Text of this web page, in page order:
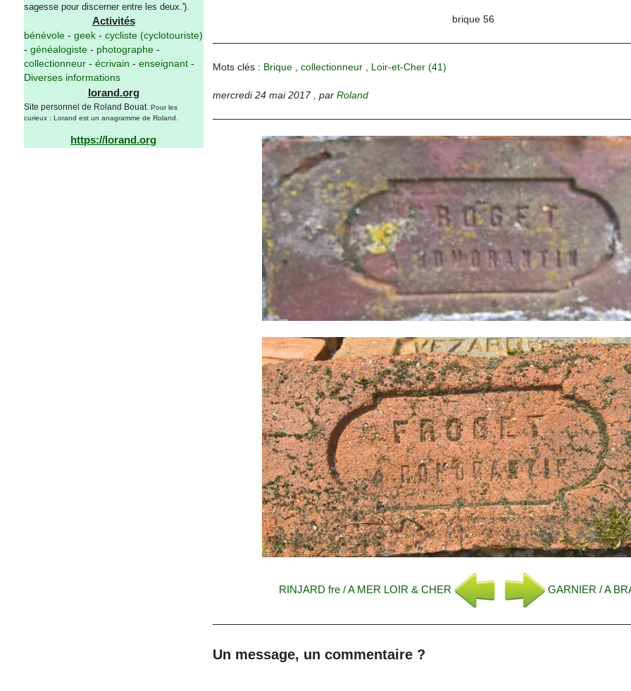
sagesse pour discerner entre les deux.').
Activités
bénévole- geek- cycliste (cyclotouriste)
- généalogiste- photographe-
collectionneur- écrivain - enseignant-
Diverses informations
lorand.org
Site personnel de Roland Bouat. Pour les
curieux : Lorand est un anagramme de Roland.
https://lorand.org
brique 56
Mots clés : Brique, collectionneur, Loir-et-Cher (41)
mercredi 24 mai 2017 , par Roland
RINJARD fre / A MER LOIR & CHER GARNIER / A
Un message, un commentaire ?